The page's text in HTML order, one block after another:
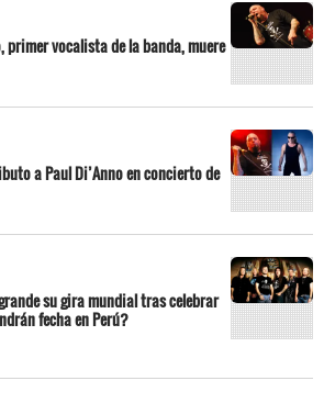
primer vocalista de la banda, muere
a Paul Di’Anno en concierto de
su gira mundial tras celebrar
fecha en Perú?